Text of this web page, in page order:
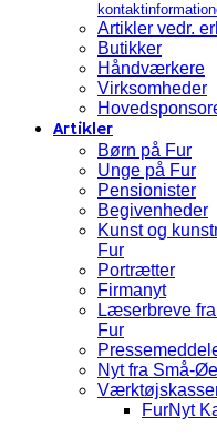
Artikler vedr.
Butikker
Håndværkere
Virksomheder
Artikler
Børn på Fur
Unge på Fur
Pensionister
Begivenheder
Kunst og
Fur
Portrætter
Firmanyt
Læserbreve
Fur
Nyt fra Små-
FurNyt